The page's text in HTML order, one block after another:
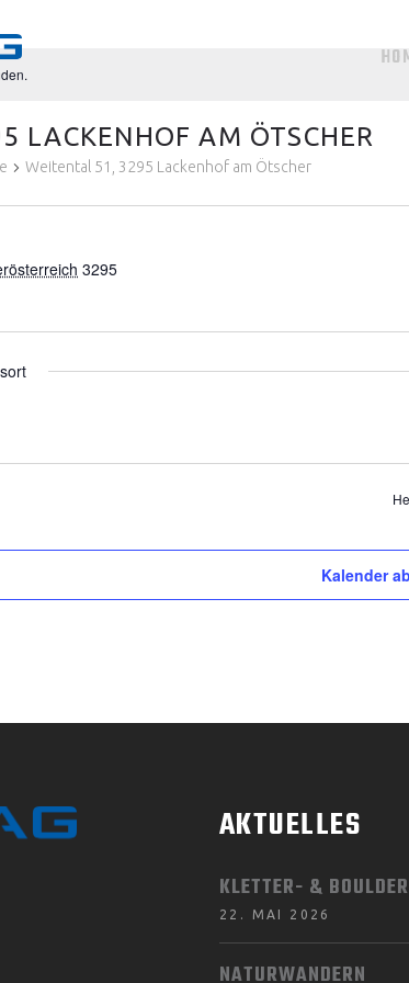
LACKENHOF AM ÖTSCHER
Weitental 51, 3295 Lackenhof am Ötscher
3295
Kalender
AKTUELLES
KLETTER- &
22. MAI 2026
NATURWANDERN